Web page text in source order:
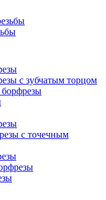
с зубчатым торцом
с точечным